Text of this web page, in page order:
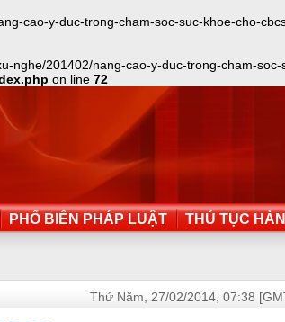
cao-y-duc-trong-cham-soc-suc-khoe-cho-
201402/nang-cao-y-duc-trong-cham-
on line 72
PHỔ BIẾN PHÁP LUẬT THỦ TỤC
Thứ Năm, 27/02/2014, 07:38